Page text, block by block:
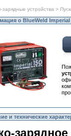
зарядные устройства >
о BlueWeld Imperial
и технические